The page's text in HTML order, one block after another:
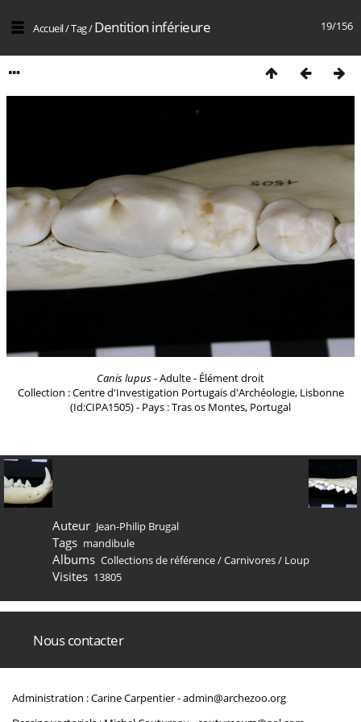
19/156
Accueil/Tag/Dentition inférieure
Canis lupus- Adulte - Élément droit
Collection : Centre d'Investigation Portugais d'Archéologie, Lisbonne
(Id:CIPA1505) - Pays : Tras os Montes, Portugal
Auteur Jean-Philip Brugal
Tags mandibule
Albums Collections de référence/Carnivores/ Loup
Visites 13805
Nous contacter
Administration : Carine Carpentier -admin@archezoo.org